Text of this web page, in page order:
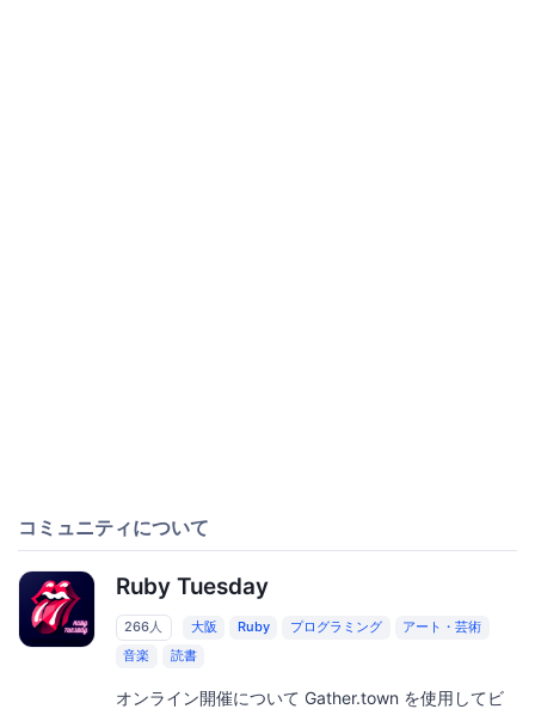
コミュニティについて
Ruby Tuesday
266人 大阪 Ruby プログラミング
アート・芸術
音楽
読書
オンライン開催について Gather.town を使用してビ